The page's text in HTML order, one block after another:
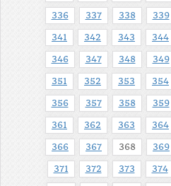
336 337 338 339
341 342 343 344
346 347 348 349
351 352 353 354
356 357 358 359
361 362 363 364
366 367 368 369
371 372 373 374